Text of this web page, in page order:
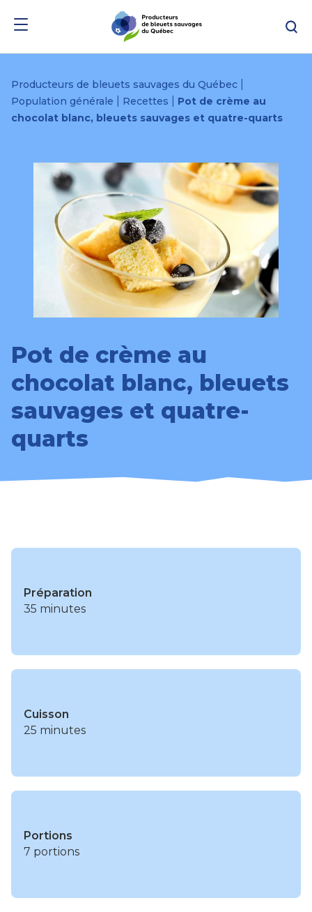
au
au
Producteurs de bleuets sauvages du Québec
Population générale Recettes
Pot de crème au
chocolat blanc, bleuets sauvages et quatre-quarts
Pot de crème au
chocolat blanc, bleuets
sauvages et quatre-
quarts
Préparation
35 minutes
Cuisson
25 minutes
Portions
7 portions